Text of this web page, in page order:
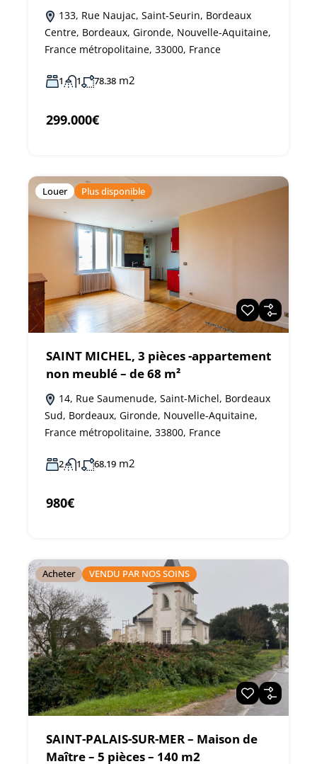
133, Rue Naujac, Saint-Seurin, Bordeaux
Centre, Bordeaux, Gironde, Nouvelle-Aquitaine,
France métropolitaine, 33000, France
1 1 78.38 m2
299.000€
Louer Plus disponible
SAINT MICHEL, 3 pièces -appartement
non meublé – de 68 m²
14, Rue Saumenude, Saint-Michel, Bordeaux
Sud, Bordeaux, Gironde, Nouvelle-Aquitaine,
France métropolitaine, 33800, France
2 1 68.19 m2
980€
Acheter VENDU PAR NOS SOINS
SAINT-PALAIS-SUR-MER – Maison de
Maître – 5 pièces – 140 m2